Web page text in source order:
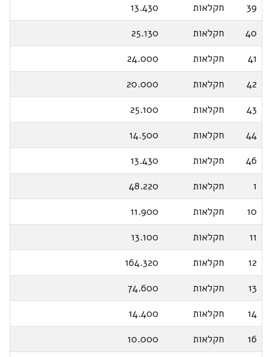
39
חקלאות
13.430
40
חקלאות
25.130
41
חקלאות
24.000
42
חקלאות
20.000
43
חקלאות
25.100
44
חקלאות
14.500
46
חקלאות
13.430
1
חקלאות
48.220
10
חקלאות
11.900
11
חקלאות
13.100
12
חקלאות
164.320
13
חקלאות
74.600
14
חקלאות
14.400
16
חקלאות
10.000